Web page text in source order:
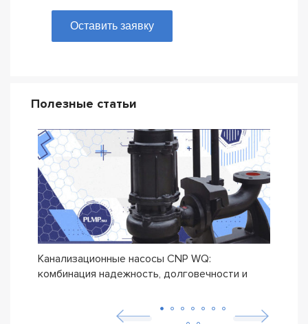
Оставить заявку
Полезные статьи
Канализационные насосы CNP WQ:
комбинация надежность, долговечности и